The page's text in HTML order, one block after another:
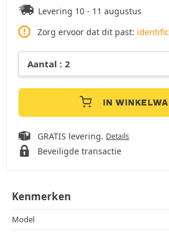
Levering 10 - 11 augustus
Zorg ervoor dat dit past:
IN
GRATIS levering. Details
Beveiligde transactie
Kenmerken
Model